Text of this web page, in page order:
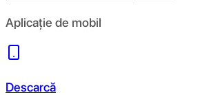
Aplicație de mobil
Descarcă